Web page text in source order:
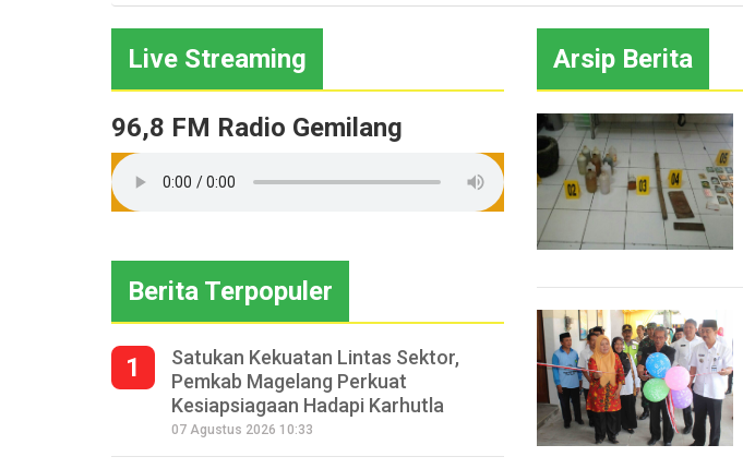
Live Streaming
96,8 FM Radio Gemilang
Berita Terpopuler
1
Satukan Kekuatan Lintas Sektor,
Pemkab Magelang Perkuat
Kesiapsiagaan Hadapi Karhutla
07 Agustus 2026 10:33
Arsip Berita